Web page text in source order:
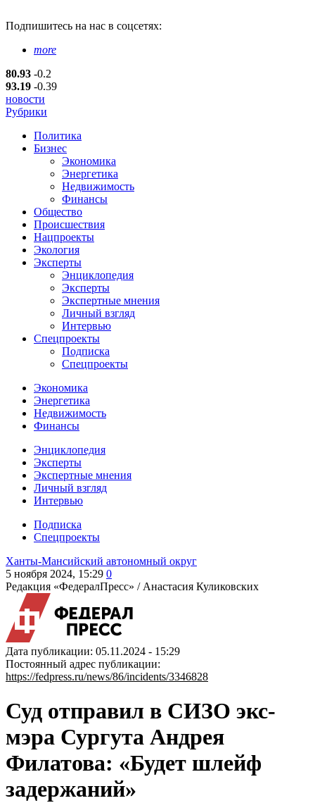
Подпишитесь на нас в соцсетях:
more
80.93 -0.2
93.19 -0.39
новости
Рубрики
Политика
Бизнес
Экономика
Энергетика
Недвижимость
Финансы
Общество
Происшествия
Нацпроекты
Экология
Эксперты
Энциклопедия
Эксперты
Экспертные мнения
Личный взгляд
Интервью
Спецпроекты
Подписка
Спецпроекты
Экономика
Энергетика
Недвижимость
Финансы
Энциклопедия
Эксперты
Экспертные мнения
Личный взгляд
Интервью
Подписка
Спецпроекты
Ханты-Мансийский автономный округ
5 ноября 2024, 15:29 0
Редакция «ФедералПресс» / Анастасия Куликовских
Дата публикации: 05.11.2024 - 15:29
Постоянный адрес публикации:
https://fedpress.ru/news/86/incidents/3346828
Суд отправил в СИЗО экс-
мэра Сургута Андрея
Филатова: «Будет шлейф
задержаний»